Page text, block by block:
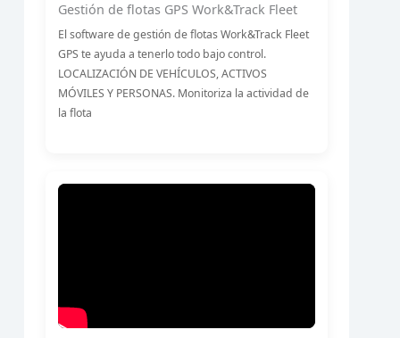
Gestión de flotas GPS Work&Track Fleet
El software de gestión de flotas Work&Track Fleet
GPS te ayuda a tenerlo todo bajo control.
LOCALIZACIÓN DE VEHÍCULOS, ACTIVOS
MÓVILES Y PERSONAS. Monitoriza la actividad de
la flota